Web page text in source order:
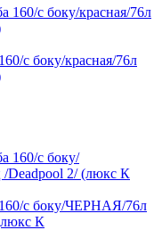
с боку/красная/76л
160/с боку/ЧЕРНАЯ/76л
К